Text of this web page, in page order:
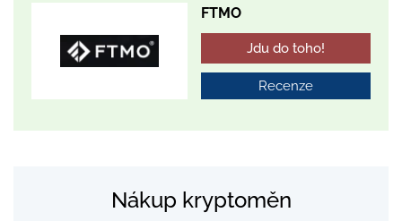
FTMO
Jdu do toho!
Recenze
Nákup kryptoměn